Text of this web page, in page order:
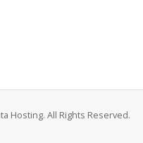
Hosting. All Rights Reserved.